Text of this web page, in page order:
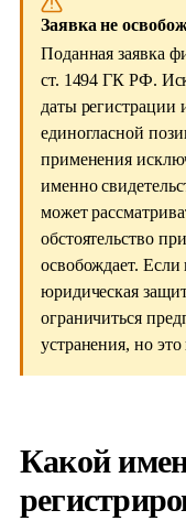
Заявка не
Поданная заявка
ст. 1494 ГК РФ.
даты регистрации
единогласной
применения
именно
может
обстоятельство
освобождает. Если
юридическая
ограничиться
устранения, но это
Какой